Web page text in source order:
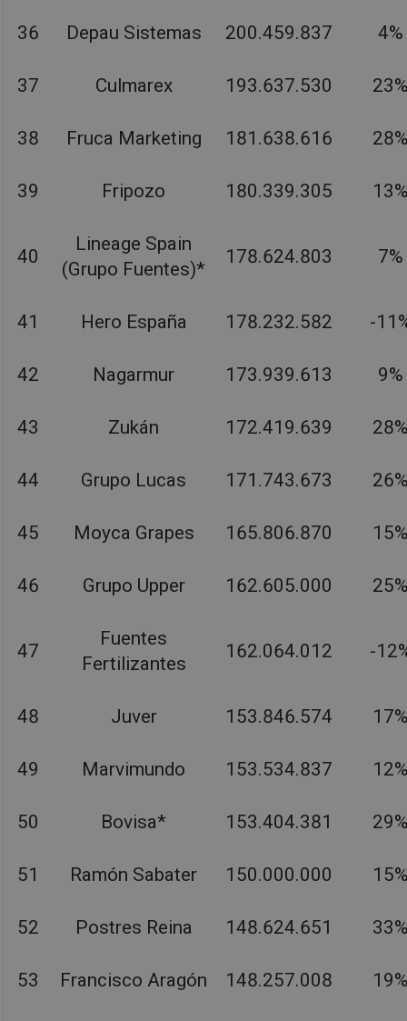
36 Depau Sistemas 200.459.837 4%
37 Culmarex 193.637.530
38 Fruca Marketing 181.638.616
39 Fripozo 180.339.305
40
Lineage Spain
(Grupo Fuentes)*
178.624.803 7%
41 Hero España 178.232.582 -
42 Nagarmur 173.939.613 9%
43 Zukán 172.419.639
44 Grupo Lucas 171.743.673
45 Moyca Grapes 165.806.870
46 Grupo Upper 162.605.000
47
Fuentes
Fertilizantes
162.064.012 -
48 Juver 153.846.574
49 Marvimundo 153.534.837
50 Bovisa* 153.404.381
51 Ramón Sabater 150.000.000
52 Postres Reina 148.624.651
53 Francisco Aragón 148.257.008